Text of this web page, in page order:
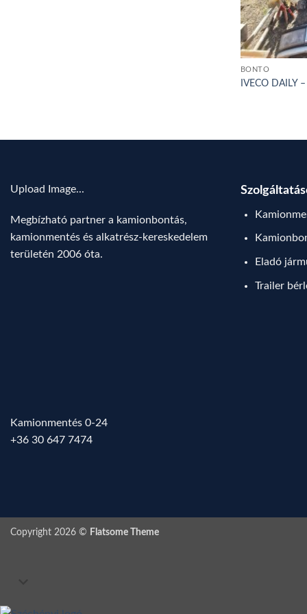
BONTÓ
IVECO DAILY
Upload Image...
Megbízható partner a kamionbontás,
kamionmentés és alkatrész-kereskedelem
területén 2006 óta.
Eladó
Trailer
Kamionmentés 0-24
+36 30 647 7474
Copyright 2026 © Flatsome Theme